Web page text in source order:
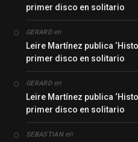
primer disco en solitario
GERARDen
Leire Martínez publica
primer disco en solitario
GERARDen
Leire Martínez publica
primer disco en solitario
SEBASTIANen